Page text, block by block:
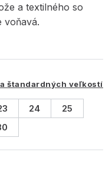
a textilného so
voňavá.
štandardných veľkostí
24
25